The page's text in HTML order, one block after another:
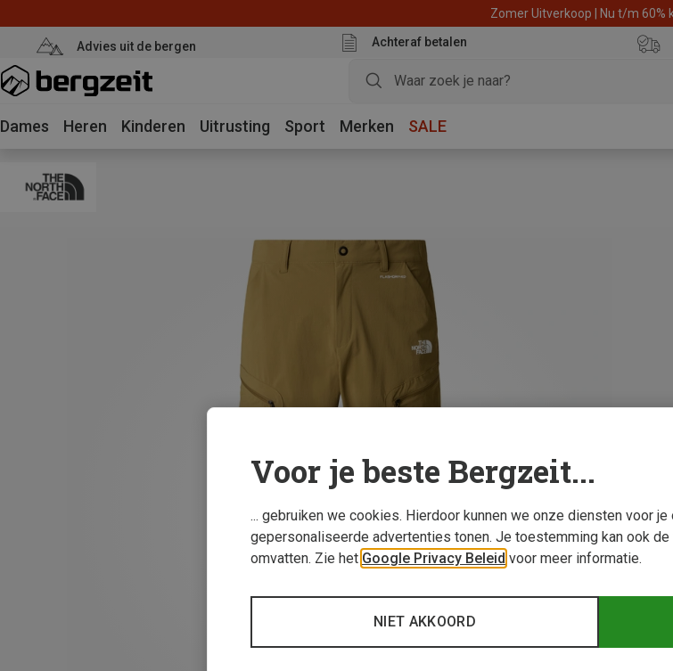
Zomer Uitverkoop | Nu t/m 60%
Advies uit de bergen Achteraf betalen
Dames Heren Kinderen Uitrusting Sport Merken SALE
Voor je beste Bergzeit...
... gebruiken we cookies. Hierdoor kunnen we onze diensten voor
gepersonaliseerde advertenties tonen. Je toestemming kan ook
omvatten. Zie het Google Privacy Beleid voor meer informatie.
NIET AKKOORD